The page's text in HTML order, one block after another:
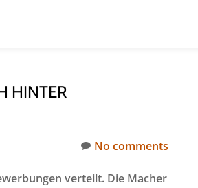
HINTER
No comments
verteilt. Die Macher